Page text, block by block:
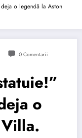
o legendă la Aston
0 Comentarii
o